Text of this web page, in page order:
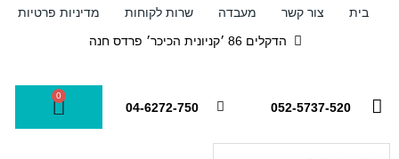
בית צור קשר מעבדה שרות לקוחות
מדיניות פרטיות
הדקלים 86 ׳קניונית הכיכר׳ פרדס חנה
052-5737-520
04-6272-750
0
עגלת
קניות